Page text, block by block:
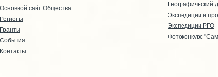
Основной сайт Общества
Регионы
Гранты
События
Контакты
Географический
Экспедиции и
Экспедиции РГО
Фотоконкурс